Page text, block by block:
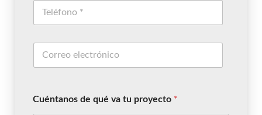
Cuéntanos de qué va tu proyecto *